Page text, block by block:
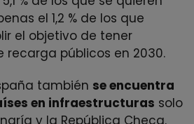
el 1,2 % de los que
el objetivo de tener
recarga públicos en 2030.
también se encuentra
en infraestructuras solo
y la República Checa.